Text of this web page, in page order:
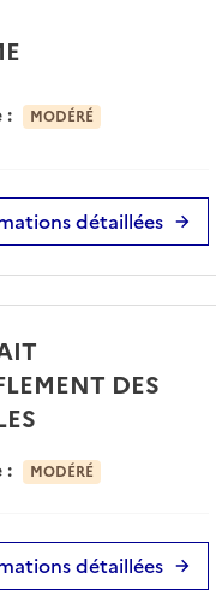
: MODÉRÉ
détaillées
DES
: MODÉRÉ
détaillées